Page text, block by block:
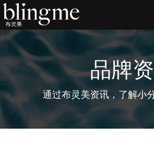
品牌
通过布灵美资讯，了解小